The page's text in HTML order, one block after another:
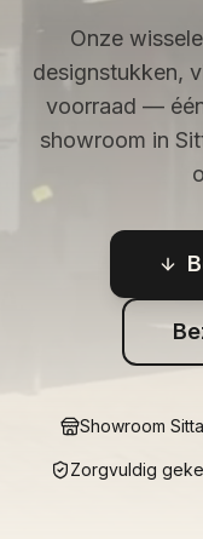
Onze
designstukken,
voorraad —
showroom in
Showroom
Zorgvuldig